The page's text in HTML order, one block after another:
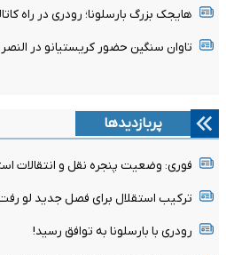
هایجک بزرگ بارسلونا؛ رودری در راه
تاوان سنگین حضور کریستیانو در النصر
پربازدیدها
فوری: وضعیت پنجره نقل و
ترکیب استقلال برای فصل جدید لو
رودری با بارسلونا به توافق رسید!